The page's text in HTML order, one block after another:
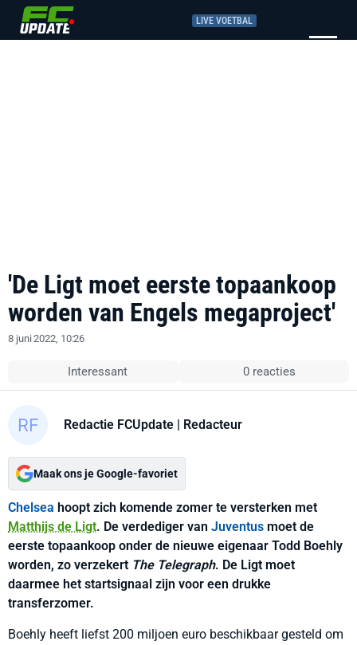
LIVE VOETBAL
'De Ligt moet eerste topaankoop
worden van Engels megaproject'
8 juni 2022, 10:26
Interessant 0 reacties
Redactie FCUpdate | Redacteur
Maak ons je Google-favoriet
Chelsea hoopt zich komende zomer te versterken met
Matthijs de Ligt. De verdediger van Juventus moet de
eerste topaankoop onder de nieuwe eigenaar Todd Boehly
worden, zo verzekert The Telegraph. De Ligt moet
daarmee het startsignaal zijn voor een drukke
transferzomer.
Boehly heeft liefst 200 miljoen euro beschikbaar gesteld om